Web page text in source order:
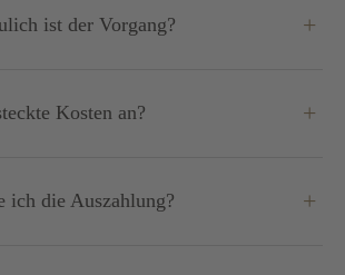
organisieren wir einen Werttransport
individueller Versicherung.
ist der Vorgang? +
und nachvollziehbar - keine
Kosten an? +
angerechnet. Bei Rücksendung wird sie
in Rechnung gestellt. Sonst nichts.
ich die Auszahlung? +